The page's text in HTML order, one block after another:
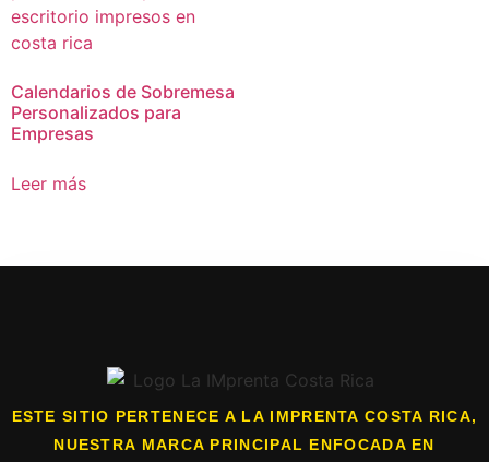
Calendarios de Sobremesa
Personalizados para
Empresas
Leer más
ESTE SITIO PERTENECE A LA IMPRENTA COSTA RICA,
NUESTRA MARCA PRINCIPAL ENFOCADA EN